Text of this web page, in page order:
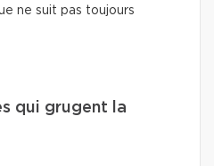
ne suit pas toujours
qui grugent la